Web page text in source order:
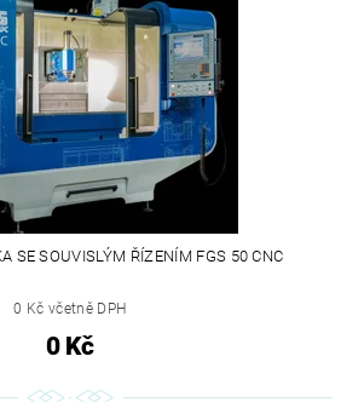
SE SOUVISLÝM ŘÍZENÍM FGS 50 CNC
0 Kč včetně DPH
0 Kč